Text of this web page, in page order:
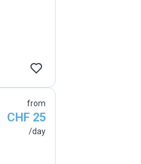
from
CHF 25
/day